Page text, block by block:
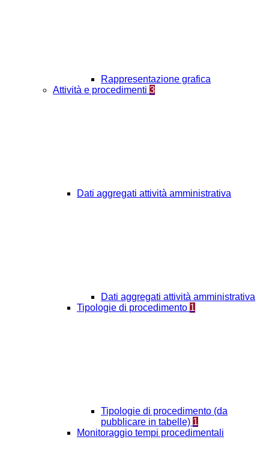
Rappresentazione grafica
Attività e procedimenti 3
Dati aggregati attività amministrativa
Dati aggregati attività amministrativa
Tipologie di procedimento 1
Tipologie di procedimento (da
pubblicare in tabelle) 1
Monitoraggio tempi procedimentali